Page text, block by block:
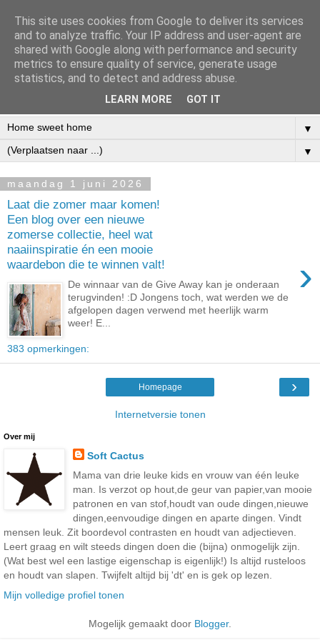
▼
▼
maandag 1 juni 2026
Laat die zomer maar komen!
Een blog over een nieuwe
zomerse collectie, heel wat
naaiinspiratie én een mooie
waardebon die te winnen valt!
›
De winnaar van de Give Away kan je onderaan
terugvinden! :D Jongens toch, wat werden we de
afgelopen dagen verwend met heerlijk warm
weer! E...
383 opmerkingen:
›
Homepage
Internetversie tonen
Over mij
Soft Cactus
Mama van drie leuke kids en vrouw van één leuke
man. Is verzot op hout,de geur van papier,van mooie
patronen en van stof,houdt van oude dingen,nieuwe
dingen,eenvoudige dingen en aparte dingen. Vindt
mensen leuk. Zit boordevol contrasten en houdt van adjectieven.
Leert graag en wilt steeds dingen doen die (bijna) onmogelijk zijn.
(Wat best wel een lastige eigenschap is eigenlijk!) Is altijd rusteloos
en houdt van slapen. Twijfelt altijd bij 'dt' en is gek op lezen.
Mijn volledige profiel tonen
Mogelijk gemaakt door Blogger.
This site uses cookies from Google to deliver its services
and to analyze traffic. Your IP address and user-agent are
shared with Google along with performance and security
metrics to ensure quality of service, generate usage
statistics, and to detect and address abuse.
LEARN MORE GOT IT